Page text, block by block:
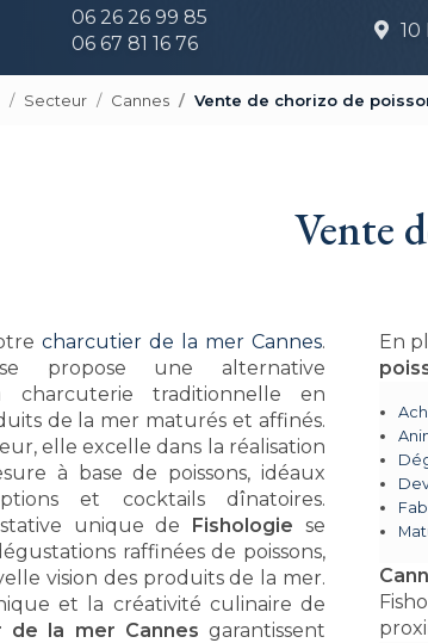
06 26 26 99 85
06 67 81 16 76
10
Secteur Cannes Vente de chorizo de
Vente
charcutier de la mer Cannes.
propose une alternative
traditionnelle en
de la mer maturés et affinés.
elle excelle dans la réalisation
à base de poissons, idéaux
et cocktails dînatoires.
unique de Fishologie se
raffinées de poissons,
vision des produits de la mer.
et la créativité culinaire de
de la mer Cannes garantissent
En